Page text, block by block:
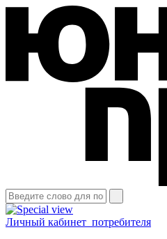
Личный кабинет потребителя